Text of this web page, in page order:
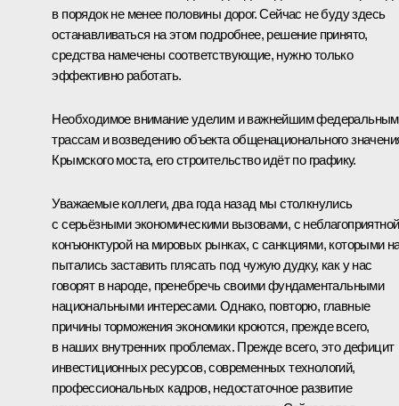
в порядок не менее половины дорог. Сейчас не буду здесь
останавливаться на этом подробнее, решение принято,
средства намечены соответствующие, нужно только
эффективно работать.
Необходимое внимание уделим и важнейшим федеральным
трассам и возведению объекта общенационального
Крымского моста, его строительство идёт по графику.
Уважаемые коллеги, два года назад мы столкнулись
с серьёзными экономическими вызовами, с неблагоприятной
конъюнктурой на мировых рынках, с санкциями, которыми
пытались заставить плясать под чужую дудку, как у нас
говорят в народе, пренебречь своими фундаментальными
национальными интересами. Однако, повторю, главные
причины торможения экономики кроются, прежде всего,
в наших внутренних проблемах. Прежде всего, это дефицит
инвестиционных ресурсов, современных технологий,
профессиональных кадров, недостаточное развитие